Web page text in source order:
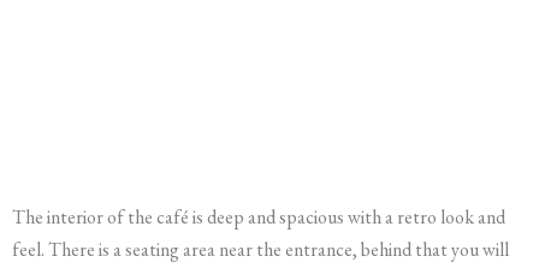
The interior of the café is deep and spacious with a retro look and
feel. There is a seating area near the entrance, behind that you will